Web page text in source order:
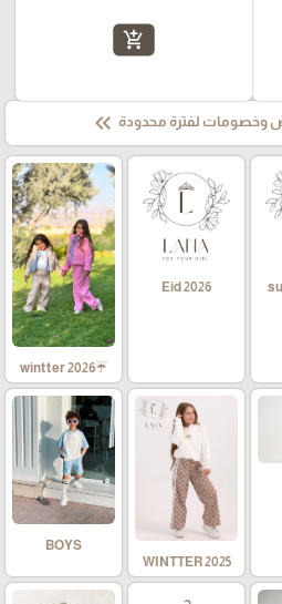
add_shopping_cart
وخصومات لفترة محدودة keyboard_double_arrow_left
Eid 2026
☔wintter 2026
WINTTER 2025
BOYS